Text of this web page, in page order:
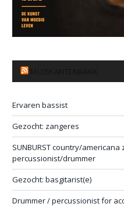
Ervaren bassist
Gezocht: zangeres
SUNBURST country/
percussionist/drummer
Gezocht: basgitarist(e)
Drummer / percussionist for